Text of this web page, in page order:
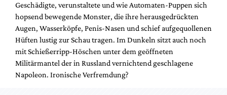
Geschädigte, verunstaltete und wie Automaten-Puppen sich
hopsend bewegende Monster, die ihre herausgedrückten
Augen, Wasserköpfe, Penis-Nasen und schief aufgequollenen
Hüften lustig zur Schau tragen. Im Dunkeln sitzt auch noch
mit Schießerripp-Höschen unter dem geöffneten
Militärmantel der in Russland vernichtend geschlagene
Napoleon. Ironische Verfremdung?